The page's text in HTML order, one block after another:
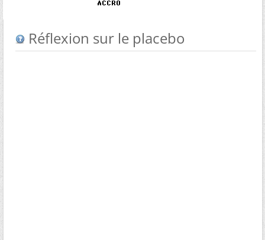
Réflexion sur le placebo